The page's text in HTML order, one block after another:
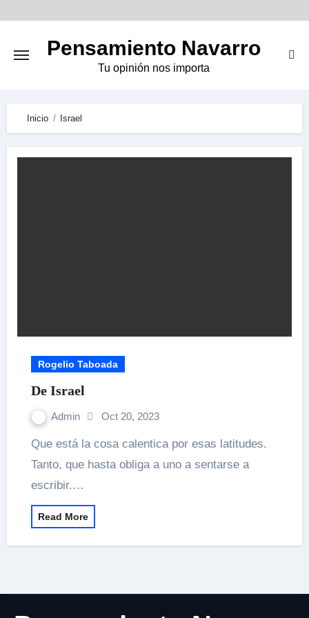
Pensamiento Navarro
Tu opinión nos importa
Inicio Israel
Rogelio Taboada
De Israel
Admin Oct 20, 2023
Que está la cosa calentica por esas latitudes.
Tanto, que hasta obliga a uno a sentarse a
escribir.…
Read More